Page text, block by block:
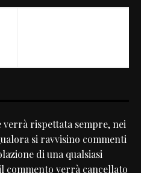
rispettata sempre, nei
si ravvisino commenti
di una qualsiasi
commento verrà cancellato